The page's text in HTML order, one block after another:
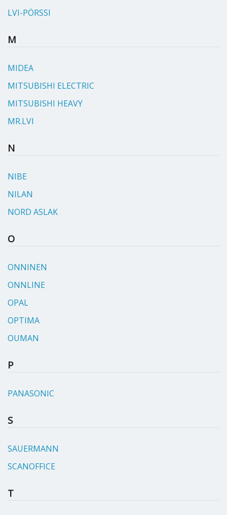
LVI-PÖRSSI
M
MIDEA
MITSUBISHI ELECTRIC
MITSUBISHI HEAVY
MR.LVI
N
NIBE
NILAN
NORD ASLAK
O
ONNINEN
ONNLINE
OPAL
OPTIMA
OUMAN
P
PANASONIC
S
SAUERMANN
SCANOFFICE
T